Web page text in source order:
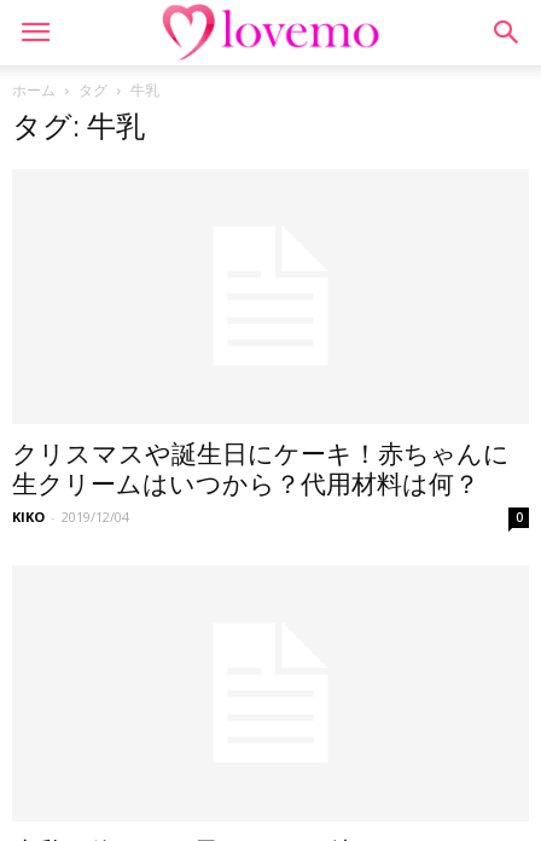
ホーム タグ 牛乳
タグ: 牛乳
クリスマスや誕生日にケーキ！赤ちゃんに
生クリームはいつから？代用材料は何？
KIKO - 2019/12/04 0